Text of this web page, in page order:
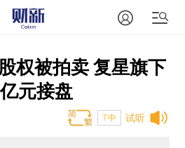
权被拍卖 复星旗下
元接盘
试听
T中